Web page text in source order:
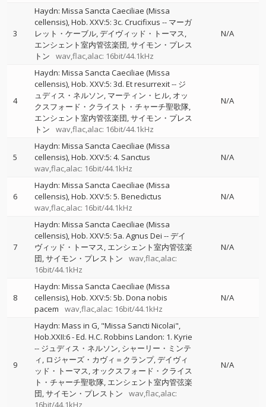
3
Haydn: Missa Sancta Caeciliae (Missa
cellensis), Hob. XXV:5: 3c. Crucifixus -- マーガ
レット・ケーブル デイヴィッド・トーマス
エンシェント室内管弦楽団 サイモン・プレス
トン
wav,flac,alac: 16bit/44.1kHz
N/A
4
Haydn: Missa Sancta Caeciliae (Missa
cellensis), Hob. XXV:5: 3d. Et resurrexit-- ジ
ュディス・ネルソン マーティン・ヒル オッ
クスフォード・クライスト・チャーチ聖歌隊
エンシェント室内管弦楽団 サイモン・プレス
トン
wav,flac,alac: 16bit/44.1kHz
N/A
5
Haydn: Missa Sancta Caeciliae (Missa
cellensis), Hob. XXV:5: 4. Sanctus
wav,flac,alac: 16bit/44.1kHz
N/A
6
Haydn: Missa Sancta Caeciliae (Missa
cellensis), Hob. XXV:5: 5. Benedictus
wav,flac,alac: 16bit/44.1kHz
N/A
7
Haydn: Missa Sancta Caeciliae (Missa
cellensis), Hob. XXV:5: 5a. Agnus Dei --デイ
ヴィッド・トーマス エンシェント室内管弦楽
団 サイモン・プレストン
wav,flac,alac:
16bit/44.1kHz
N/A
8
Haydn: Missa Sancta Caeciliae (Missa
cellensis), Hob. XXV:5: 5b. Dona nobis
pacem
wav,flac,alac: 16bit/44.1kHz
N/A
9
Haydn: Mass in G, "Missa Sancti Nicolai",
Hob.XXII:6 - Ed. H.C. Robbins Landon: 1. Kyrie
-- ジュディス・ネルソン シャーリー・ミンテ
ィ ロジャーズ・カヴィ＝クランプ デイヴィ
ッド・トーマス オックスフォード・クライス
ト・チャーチ聖歌隊 エンシェント室内管弦楽
団 サイモン・プレストン
wav,flac,alac:
16bit/44.1kHz
N/A